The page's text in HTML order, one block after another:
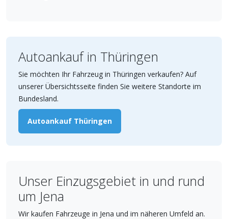
Autoankauf in Thüringen
Sie möchten Ihr Fahrzeug in Thüringen verkaufen? Auf
unserer Übersichtsseite finden Sie weitere Standorte im
Bundesland.
Autoankauf Thüringen
Unser Einzugsgebiet in und rund
um Jena
Wir kaufen Fahrzeuge in Jena und im näheren Umfeld an.